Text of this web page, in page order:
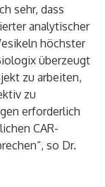
sehr, dass
analytischer
höchster
überzeugt
zu arbeiten,
zu
erforderlich
CAR-
so Dr.